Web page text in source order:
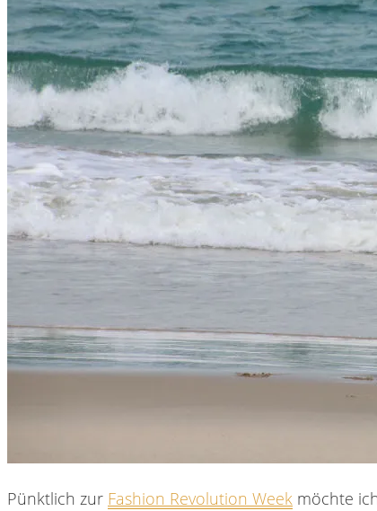
Pünktlich zur Fashion Revolution Week möchte